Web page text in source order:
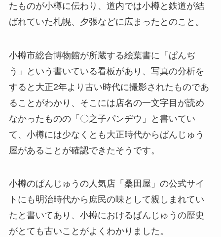
たものが小樽に伝わり、道内では小樽と鉄道が結
ばれていた札幌、夕張などに広まったとのこと。
小樽市総合博物館が所蔵する絵葉書に「ぱんぢ
う」という書いている看板があり、写真の分析を
すると大正2年より古い時代に撮影されたものであ
ることがわかり、そこには店名の一文字目が読め
なかったものの「〇之子パンヂウ」と書いてい
て、小樽には少なくとも大正時代からぱんじゅう
屋があることが確認できたそうです。
小樽のぱんじゅうの人気店「桑田屋」の公式サイ
トにも明治時代から庶民の味として親しまれてい
たと書いてあり、小樽におけるぱんじゅうの歴史
がとても古いことがよくわかりました。